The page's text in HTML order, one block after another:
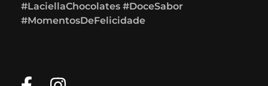
#LaciellaChocolates #DoceSabor
#MomentosDeFelicidade